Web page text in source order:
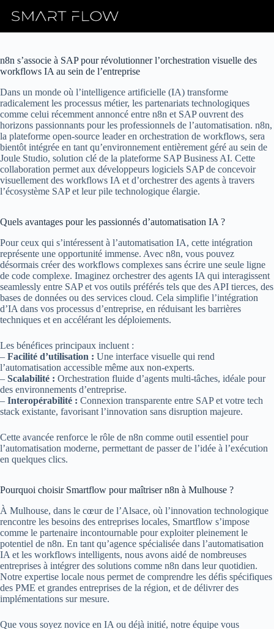
n8n s’associe à SAP pour révolutionner l’orchestration visuelle des
workflows IA au sein de l’entreprise
Dans un monde où l’intelligence artificielle (IA) transforme
radicalement les processus métier, les partenariats technologiques
comme celui récemment annoncé entre n8n et SAP ouvrent des
horizons passionnants pour les professionnels de l’automatisation. n8n,
la plateforme open-source leader en orchestration de workflows, sera
bientôt intégrée en tant qu’environnement entièrement géré au sein de
Joule Studio, solution clé de la plateforme SAP Business AI. Cette
collaboration permet aux développeurs logiciels SAP de concevoir
visuellement des workflows IA et d’orchestrer des agents à travers
l’écosystème SAP et leur pile technologique élargie.
Quels avantages pour les passionnés d’automatisation IA ?
Pour ceux qui s’intéressent à l’automatisation IA, cette intégration
représente une opportunité immense. Avec n8n, vous pouvez
désormais créer des workflows complexes sans écrire une seule ligne
de code complexe. Imaginez orchestrer des agents IA qui interagissent
seamlessly entre SAP et vos outils préférés tels que des API tierces, des
bases de données ou des services cloud. Cela simplifie l’intégration
d’IA dans vos processus d’entreprise, en réduisant les barrières
techniques et en accélérant les déploiements.
Les bénéfices principaux incluent :
– Facilité d’utilisation : Une interface visuelle qui rend
l’automatisation accessible même aux non-experts.
– Scalabilité : Orchestration fluide d’agents multi-tâches, idéale pour
des environnements d’entreprise.
– Interopérabilité : Connexion transparente entre SAP et votre tech
stack existante, favorisant l’innovation sans disruption majeure.
Cette avancée renforce le rôle de n8n comme outil essentiel pour
l’automatisation moderne, permettant de passer de l’idée à l’exécution
en quelques clics.
Pourquoi choisir Smartflow pour maîtriser n8n à Mulhouse ?
À Mulhouse, dans le cœur de l’Alsace, où l’innovation technologique
rencontre les besoins des entreprises locales, Smartflow s’impose
comme le partenaire incontournable pour exploiter pleinement le
potentiel de n8n. En tant qu’agence spécialisée dans l’automatisation
IA et les workflows intelligents, nous avons aidé de nombreuses
entreprises à intégrer des solutions comme n8n dans leur quotidien.
Notre expertise locale nous permet de comprendre les défis spécifiques
des PME et grandes entreprises de la région, et de délivrer des
implémentations sur mesure.
Que vous soyez novice en IA ou déjà initié, notre équipe vous